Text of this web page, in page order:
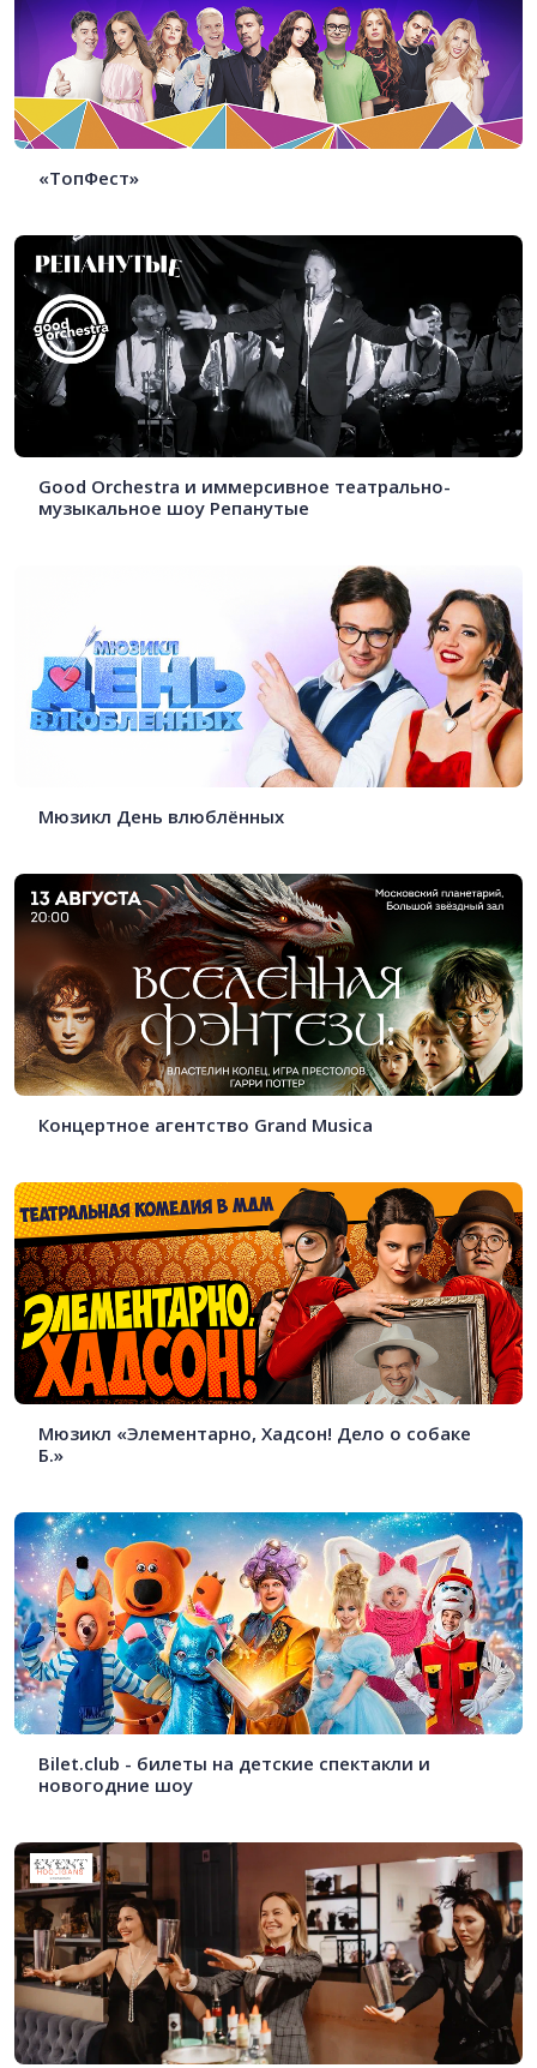
«ТопФест»
Good Orchestra и иммерсивное театрально-
музыкальное шоу Репанутые
Мюзикл День влюблённых
Концертное агентство Grand Musica
Мюзикл «Элементарно, Хадсон! Дело о собаке
Б.»
Bilet.club - билеты на детские спектакли и
новогодние шоу